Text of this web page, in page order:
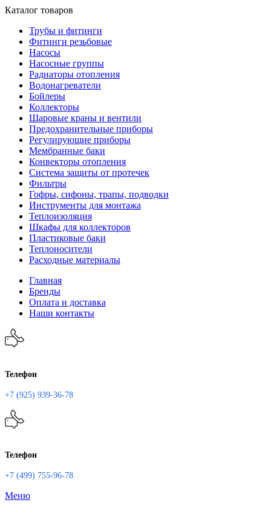
Каталог товаров
Трубы и фитинги
Фитинги резьбовые
Насосы
Насосные группы
Радиаторы отопления
Водонагреватели
Бойлеры
Коллекторы
Шаровые краны и вентили
Предохранительные приборы
Регулирующие приборы
Мембранные баки
Конвекторы отопления
Система защиты от протечек
Фильтры
Гофры, сифоны, трапы, подводки
Инструменты для монтажа
Теплоизоляция
Шкафы для коллекторов
Пластиковые баки
Теплоносители
Расходные материалы
Главная
Бренды
Оплата и доставка
Наши контакты
Телефон
+7 (925) 939-36-78
Телефон
+7 (499) 755-96-78
Меню